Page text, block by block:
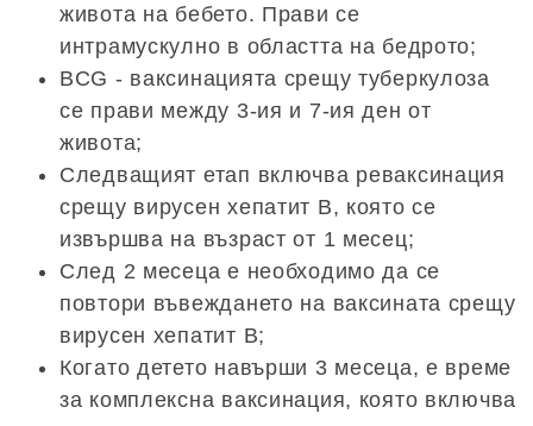
живота на бебето. Прави се
интрамускулно в областта на бедрото;
BCG - ваксинацията срещу туберкулоза
се прави между 3-ия и 7-ия ден от
живота;
Следващият етап включва реваксинация
срещу вирусен хепатит В, която се
извършва на възраст от 1 месец;
След 2 месеца е необходимо да се
повтори въвеждането на ваксината срещу
вирусен хепатит В;
Когато детето навърши 3 месеца, е време
за комплексна ваксинация, която включва